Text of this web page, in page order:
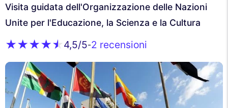
Visita guidata dell'Organizzazione delle Nazioni
Unite per l'Educazione, la Scienza e la Cultura
4,5/5-2 recensioni